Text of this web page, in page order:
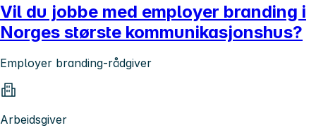
Vil du jobbe med employer branding i
Norges største kommunikasjonshus?
Employer branding-rådgiver
Arbeidsgiver